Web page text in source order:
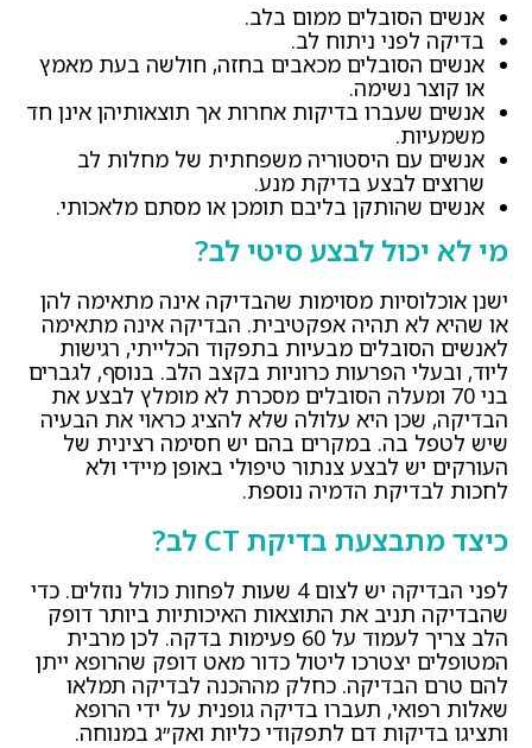
אנשים הסובלים ממום בלב.
בדיקה לפני ניתוח לב.
אנשים הסובלים מכאבים בחזה, חולשה בעת מאמץ
או קוצר נשימה.
אנשים שעברו בדיקות אחרות אך תוצאותיהן אינן חד
משמעיות.
אנשים עם היסטוריה משפחתית של מחלות לב
שרוצים לבצע בדיקת מנע.
אנשים שהותקן בליבם תומכן או מסתם מלאכותי.
מי לא יכול לבצע סיטי לב?
ישנן אוכלוסיות מסוימות שהבדיקה אינה מתאימה להן
או שהיא לא תהיה אפקטיבית. הבדיקה אינה מתאימה
לאנשים הסובלים מבעיות בתפקוד הכלייתי, רגישות
ליוד, ובעלי הפרעות כרוניות בקצב הלב. בנוסף, לגברים
בני 70 ומעלה הסובלים מסכרת לא מומלץ לבצע את
הבדיקה, שכן היא עלולה שלא להציג כראוי את הבעיה
שיש לטפל בה. במקרים בהם יש חסימה רצינית של
העורקים יש לבצע צנתור טיפולי באופן מיידי ולא
לחכות לבדיקת הדמיה נוספת.
כיצד מתבצעת בדיקת CT לב?
לפני הבדיקה יש לצום 4 שעות לפחות כולל נוזלים. כדי
שהבדיקה תניב את התוצאות האיכותיות ביותר דופק
הלב צריך לעמוד על 60 פעימות בדקה. לכן מרבית
המטופלים יצטרכו ליטול כדור מאט דופק שהרופא ייתן
להם טרם הבדיקה. כחלק מההכנה לבדיקה תמלאו
שאלות רפואי, תעברו בדיקה גופנית על ידי הרופא
ותציגו בדיקות דם לתפקודי כליות ואק״ג במנוחה.